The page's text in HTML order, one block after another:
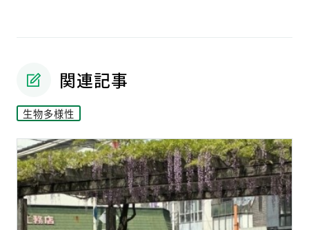
関連記事
生物多様性